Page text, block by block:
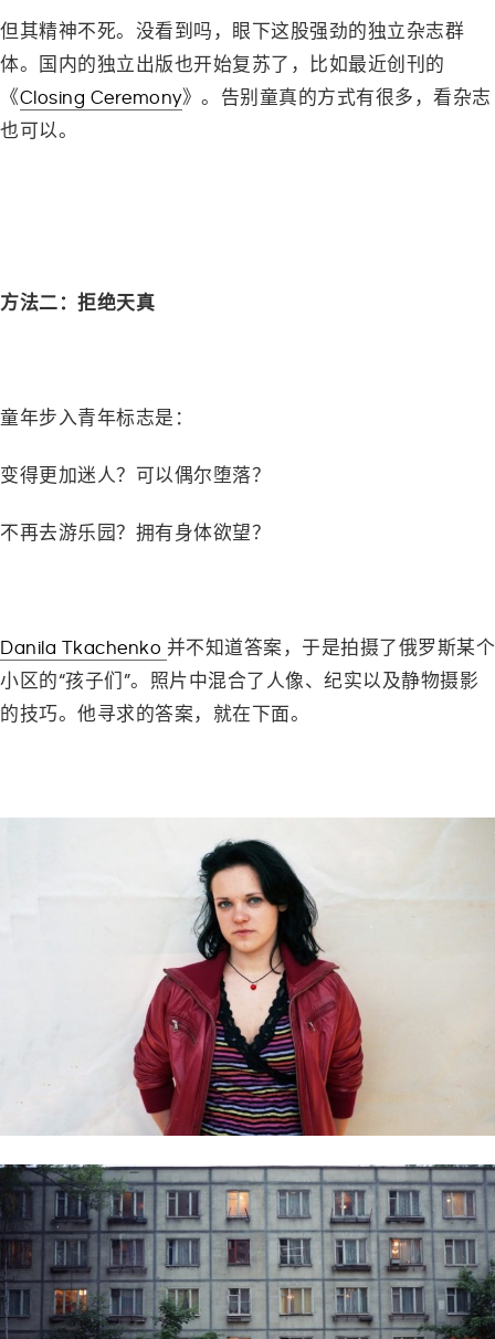
但其精神不死。没看到吗，眼下这股强劲的独立杂志群
体。国内的独立出版也开始复苏了，比如最近创刊的
《Closing Ceremony》。告别童真的方式有很多，看杂志
也可以。
方法二：拒绝天真
童年步入青年标志是：
变得更加迷人？可以偶尔堕落？
不再去游乐园？拥有身体欲望？
Danila Tkachenko 并不知道答案，于是拍摄了俄罗斯某个
小区的“孩子们 ”。照片中混合了人像、纪实以及静物摄影
的技巧。他寻求的答案，就在下面。